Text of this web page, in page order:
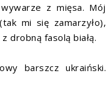
z mięsa. Mój
mi się zamarzyło),
drobną fasolą białą.
barszcz ukraiński.